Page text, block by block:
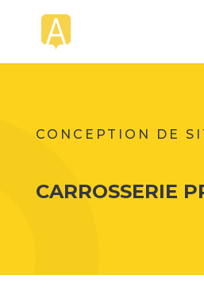
CONCEPTION DE
CARROSSERIE